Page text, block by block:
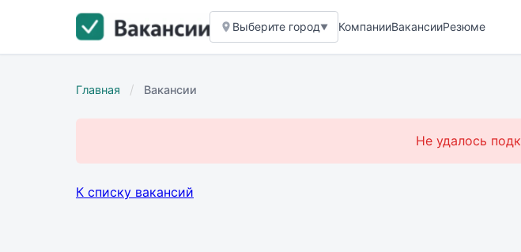
Выберите город▼ КомпанииВакансииРезюме
Главная / Вакансии
Не удалось
К списку вакансий